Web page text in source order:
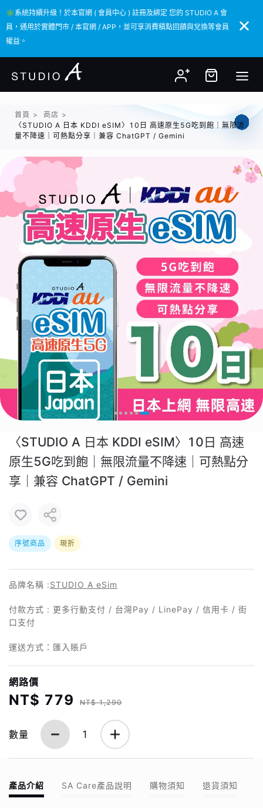
✳️系統持續升級！於本官網 ( 會員中心 ) 註冊及綁定 您的 STUDIO A 會
員，通用於實體門市 / 本官網 / APP，並可享消費積點回饋與兌換等會員
權益。
✳️系統持續升級！於本官網 ( 會員中心 ) 註冊及綁定 您的 STUDIO A 會
員，通用於實體門市 / 本官網 / APP，並可享消費積點回饋與兌換等會員
權益。
首頁 > 商店 >
〈STUDIO A 日本 KDDI eSIM〉10日 高速原生5G吃到飽｜無限流
量不降速｜可熱點分享｜兼容 ChatGPT / Gemini
〈STUDIO A 日本 KDDI eSIM〉10日 高速
原生5G吃到飽｜無限流量不降速｜可熱點分
享｜兼容 ChatGPT / Gemini
序號商品 現折
品牌名稱 :STUDIO A eSim
付款方式 : 更多行動支付 / 台灣Pay / LinePay / 信用卡 / 街
口支付
運送方式：匯入賬戶
網路價
NT$ 779 NT$ 1,290
數量 1
產品介紹 SA Care產品說明 購物須知 退貨須知